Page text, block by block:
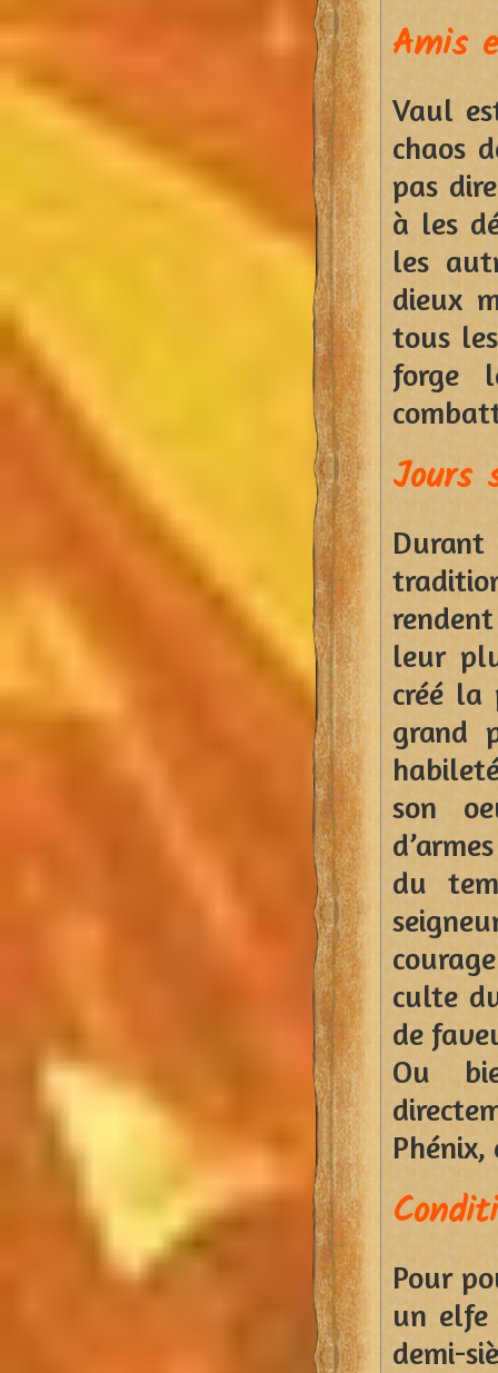
Amis
Vaul
chaos
pas
à les
les
dieux
tous
forge
Jours
leur
créé la
grand
son
du
culte
de
Ou
Phénix,
Pour
un elfe
demi-